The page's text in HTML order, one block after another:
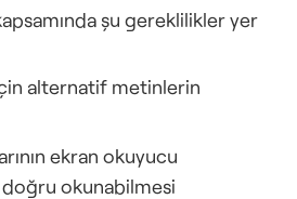
şu gereklilikler yer
alternatif metinlerin
ekran okuyucu
okunabilmesi